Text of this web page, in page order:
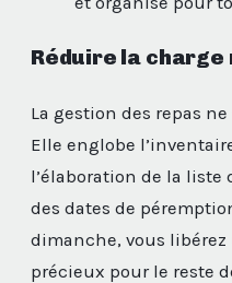
Réduire la charge
La gestion des repas
Elle englobe
l’élaboration de la liste
des dates de
dimanche, vous
précieux pour le reste